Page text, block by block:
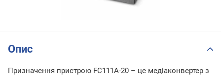
Опис
Призначення пристрою FC111A-20 – це медіаконвертер з